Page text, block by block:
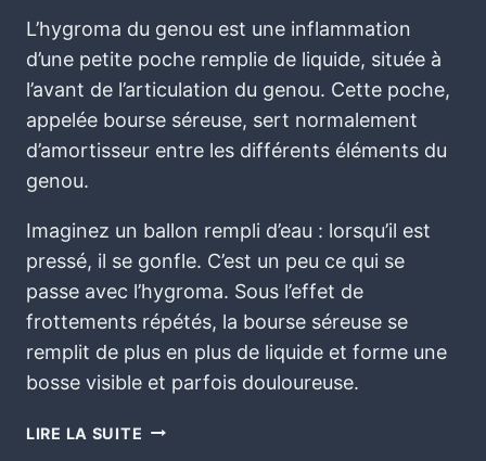
L’hygroma du genou est une inflammation
d’une petite poche remplie de liquide, située à
l’avant de l’articulation du genou. Cette poche,
appelée bourse séreuse, sert normalement
d’amortisseur entre les différents éléments du
genou.
Imaginez un ballon rempli d’eau : lorsqu’il est
pressé, il se gonfle. C’est un peu ce qui se
passe avec l’hygroma. Sous l’effet de
frottements répétés, la bourse séreuse se
remplit de plus en plus de liquide et forme une
bosse visible et parfois douloureuse.
LIRE LA SUITE